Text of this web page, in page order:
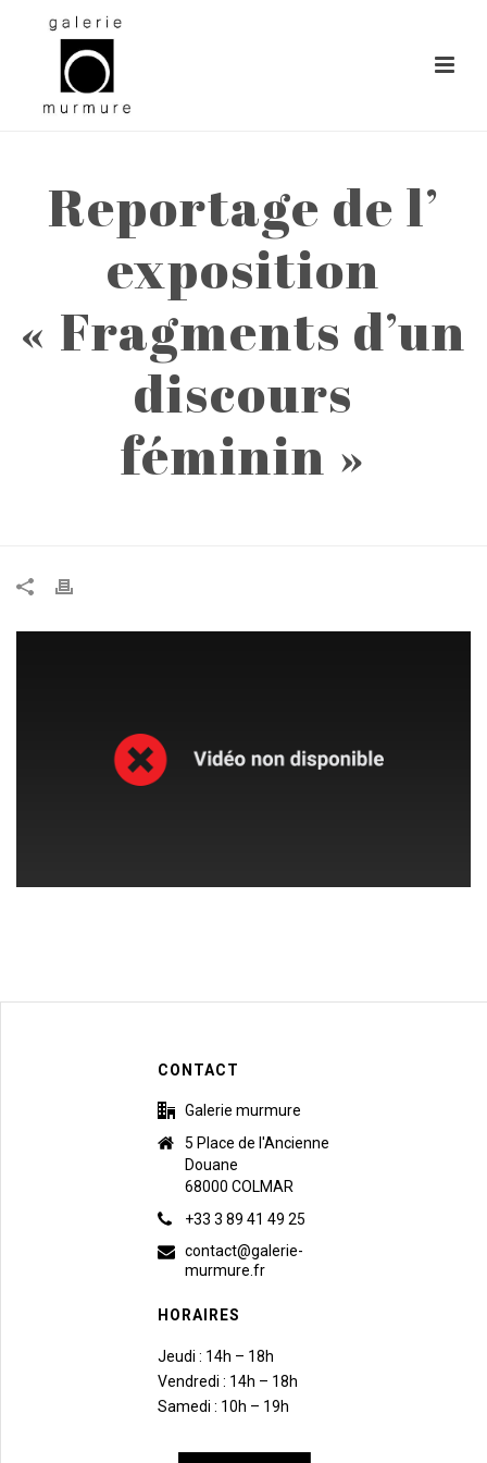
Reportage de l’
exposition
« Fragments d’un
discours
féminin »
CONTACT
Galerie murmure
5 Place de l'Ancienne
Douane
68000 COLMAR
+33 3 89 41 49 25
contact@galerie-
murmure.fr
HORAIRES
Jeudi : 14h – 18h
Vendredi : 14h – 18h
Samedi : 10h – 19h